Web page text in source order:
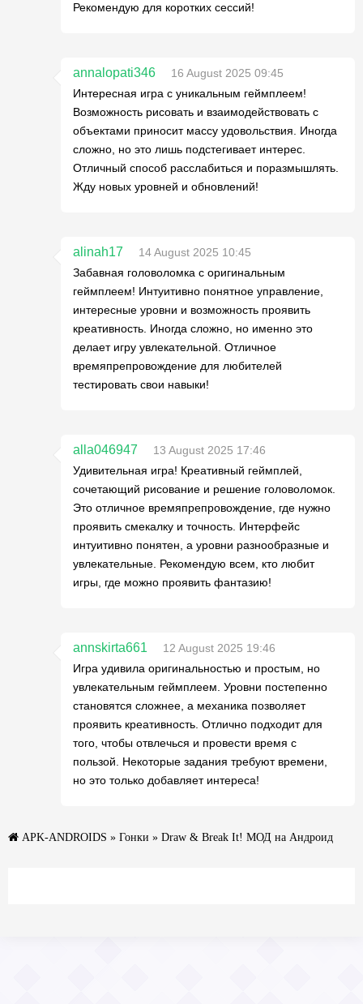
Рекомендую для коротких сессий!
annalopati346
16 August 2025 09:45
Интересная игра с уникальным геймплеем!
Возможность рисовать и взаимодействовать с
объектами приносит массу удовольствия. Иногда
сложно, но это лишь подстегивает интерес.
Отличный способ расслабиться и поразмышлять.
Жду новых уровней и обновлений!
alinah17
14 August 2025 10:45
Забавная головоломка с оригинальным
геймплеем! Интуитивно понятное управление,
интересные уровни и возможность проявить
креативность. Иногда сложно, но именно это
делает игру увлекательной. Отличное
времяпрепровождение для любителей
тестировать свои навыки!
alla046947
13 August 2025 17:46
Удивительная игра! Креативный геймплей,
сочетающий рисование и решение головоломок.
Это отличное времяпрепровождение, где нужно
проявить смекалку и точность. Интерфейс
интуитивно понятен, а уровни разнообразные и
увлекательные. Рекомендую всем, кто любит
игры, где можно проявить фантазию!
annskirta661
12 August 2025 19:46
Игра удивила оригинальностью и простым, но
увлекательным геймплеем. Уровни постепенно
становятся сложнее, а механика позволяет
проявить креативность. Отлично подходит для
того, чтобы отвлечься и провести время с
пользой. Некоторые задания требуют времени,
но это только добавляет интереса!
APK-ANDROIDS » Гонки » Draw & Break It! МОД на Андроид